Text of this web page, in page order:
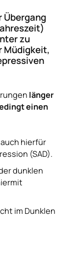
Übergang
zu
Müdigkeit,
länger
einen
hierfür
(SAD).
dunklen
im Dunklen